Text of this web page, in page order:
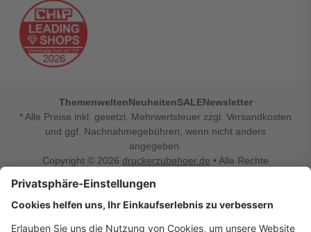
ThemenweltenNeuheitenSALENewsletter
* Alle Preise inkl. gesetzl. Mehrwertsteuer zzgl. Versandkosten
und ggf. Nachnahmegebühren, wenn nicht anders
angegeben.
Copyright © 2026 druckerzubehoer.de • Alle Rechte
Vertrag widerrufen
Druckerzubehoer.de – preiswerte Qualität für Ihr Office
Sie sind auf der Suche nach dem passenden Druckerzubehör